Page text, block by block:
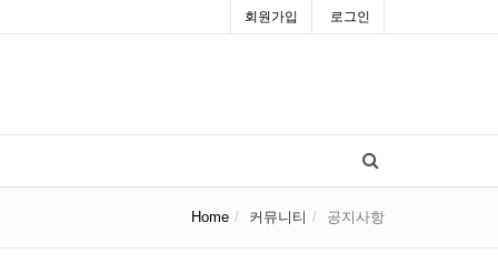
회원가입 로그인
Home 커뮤니티 공지사항